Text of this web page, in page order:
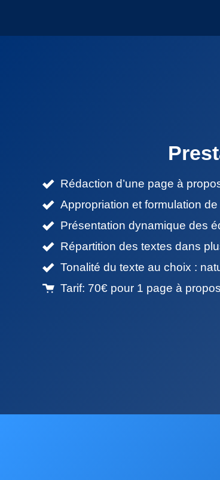
Rédaction d’une page à
Appropriation et formulation de
Présentation dynamique des
Répartition des textes dans
Tonalité du texte au choix :
Tarif: 70€ pour 1 page à propos